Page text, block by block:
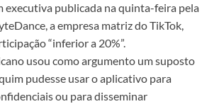
executiva publicada na quinta-feira pela
a empresa matriz do TikTok,
“inferior a 20%”.
usou como argumento um suposto
pudesse usar o aplicativo para
ou para disseminar